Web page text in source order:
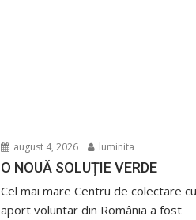
august 4, 2026 luminita
O NOUĂ SOLUȚIE VERDE
Cel mai mare Centru de colectare cu
aport voluntar din România a fost